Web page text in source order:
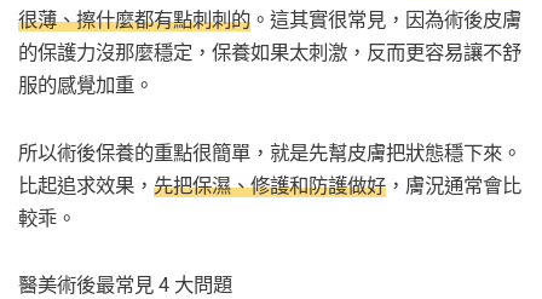
很薄、擦什麼都有點刺刺的 。這其實很常見，因為術後皮膚
的保護力沒那麼穩定，保養如果太刺激，反而更容易讓不舒
服的感覺加重。
所以術後保養的重點很簡單，就是先幫皮膚把狀態穩下來。
比起追求效果， 先把保濕、修護和防護做好 ，膚況通常會比
較乖。
醫美術後最常見 4 大問題